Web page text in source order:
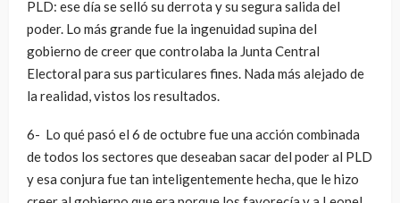
PLD: ese día se selló su derrota y su segura salida del
poder. Lo más grande fue la ingenuidad supina del
gobierno de creer que controlaba la Junta Central
Electoral para sus particulares fines. Nada más alejado de
la realidad, vistos los resultados.
6- Lo qué pasó el 6 de octubre fue una acción combinada
de todos los sectores que deseaban sacar del poder al PLD
y esa conjura fue tan inteligentemente hecha, que le hizo